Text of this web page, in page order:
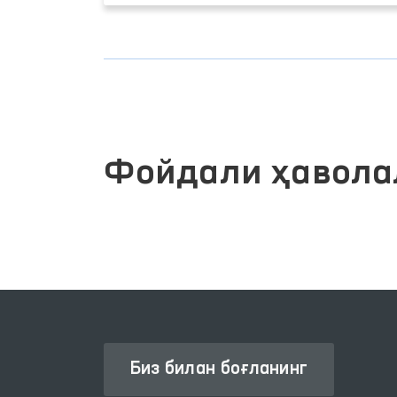
Фойдали
Биз билан боғланинг